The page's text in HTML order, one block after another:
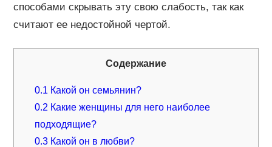
способами скрывать эту свою слабость, так как
считают ее недостойной чертой.
Содержание
0.1 Какой он семьянин?
0.2 Какие женщины для него наиболее
подходящие?
0.3Какой он в любви?